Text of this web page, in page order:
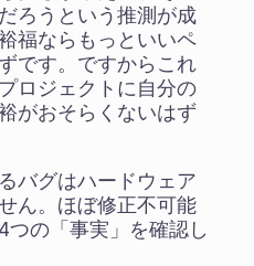
ろうという推測が成
福ならもっといいペ
です。ですからこれ
ロジェクトに自分の
がおそらくないはず
バグはハードウェア
ん。ほぼ修正不可能
の「事実」を確認し